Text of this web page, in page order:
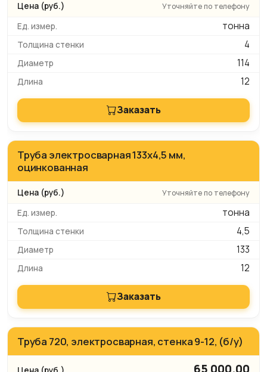
Уточняйте по телефону
тонна
4
114
12
Заказать
Труба электросварная 133x4,5 мм,
оцинкованная
Уточняйте по телефону
тонна
4,5
133
12
Заказать
Труба 720, электросварная, стенка 9-12, (б/у)